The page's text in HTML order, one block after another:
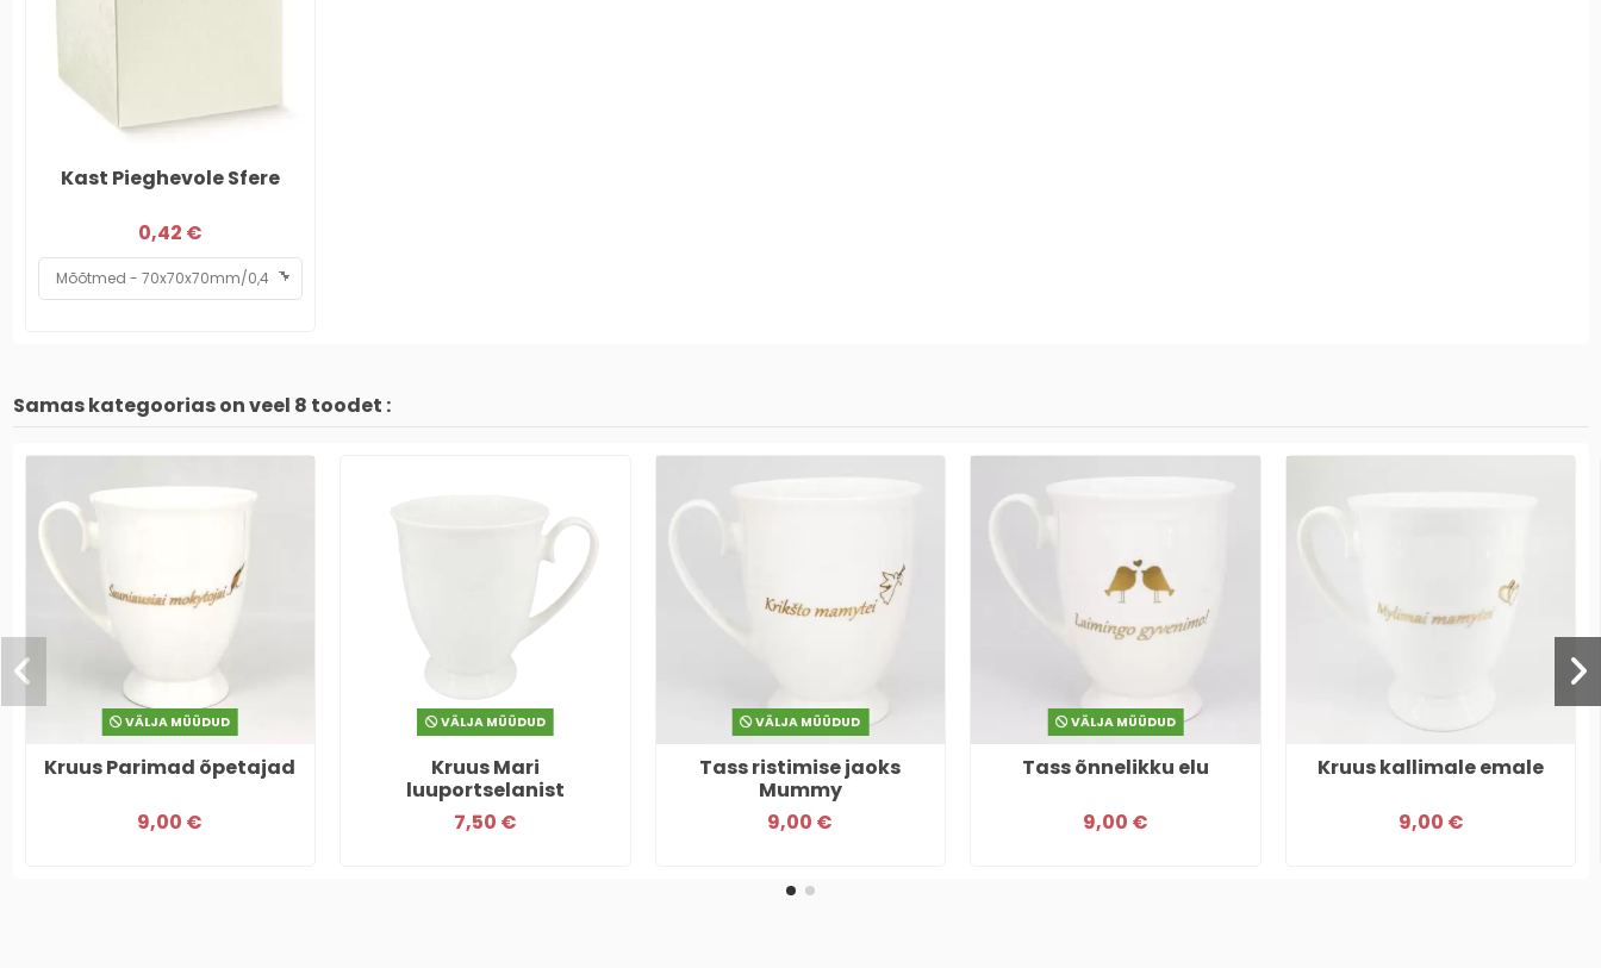
Kast Pieghevole Sfere
0,42 €
Samas kategoorias on veel 8 toodet :
VÄLJA MÜÜDUD
Kruus Parimad õpetajad
9,00 €
VÄLJA MÜÜDUD
Kruus Mari
luuportselanist
7,50 €
VÄLJA MÜÜDUD
Tass ristimise jaoks
Mummy
9,00 €
VÄLJA MÜÜDUD
Tass õnnelikku elu
9,00 €
Kruus kallimale emale
9,00 €